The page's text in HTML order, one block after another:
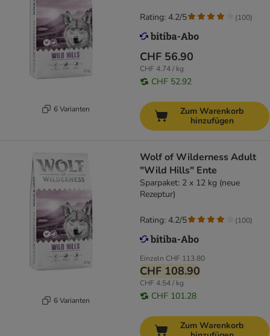
6 Varianten
CHF 56.90
CHF 4.74 / kg
CHF 52.92
Rating: 4.2/5 (100)
Zum Warenkorb
hinzufügen
6 Varianten
Wolf of Wilderness Adult
"Wild Hills" Ente
Sparpaket: 2 x 12 kg (neue
Rezeptur)
Einzeln CHF 113.80
CHF 108.90
CHF 4.54 / kg
CHF 101.28
Rating: 4.2/5 (100)
Zum Warenkorb